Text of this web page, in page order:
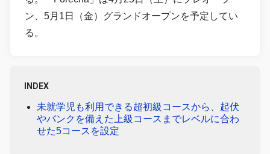
ン、5月1日（金）グランドオープンを予定してい
る。
INDEX
未就学児も利用できる超初級コースから、起伏
やバンクを備えた上級コースまでレベルに合わ
せた5コースを設定